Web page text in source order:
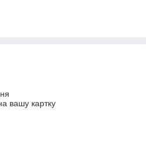
вашу картку